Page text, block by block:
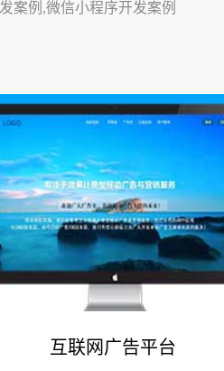
案例,微信小程序开发案例
互联网广告平台